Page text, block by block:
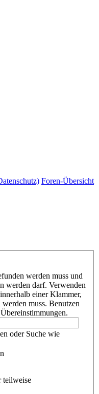
Foren-Übersicht
werden muss und
werden darf. Verwenden
innerhalb einer Klammer,
muss. Benutzen
oder Suche wie
teilweise